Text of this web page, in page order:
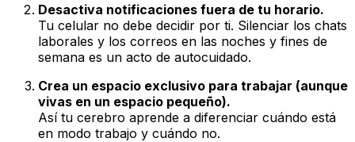
Desactiva notificaciones fuera de tu horario.
Tu celular no debe decidir por ti. Silenciar los chats
laborales y los correos en las noches y fines de
semana es un acto de autocuidado.
Crea un espacio exclusivo para trabajar (aunque
vivas en un espacio pequeño).
Así tu cerebro aprende a diferenciar cuándo está
en modo trabajo y cuándo no.